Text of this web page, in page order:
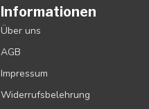
Informationen
Über uns
AGB
Impressum
Widerrufsbelehrung